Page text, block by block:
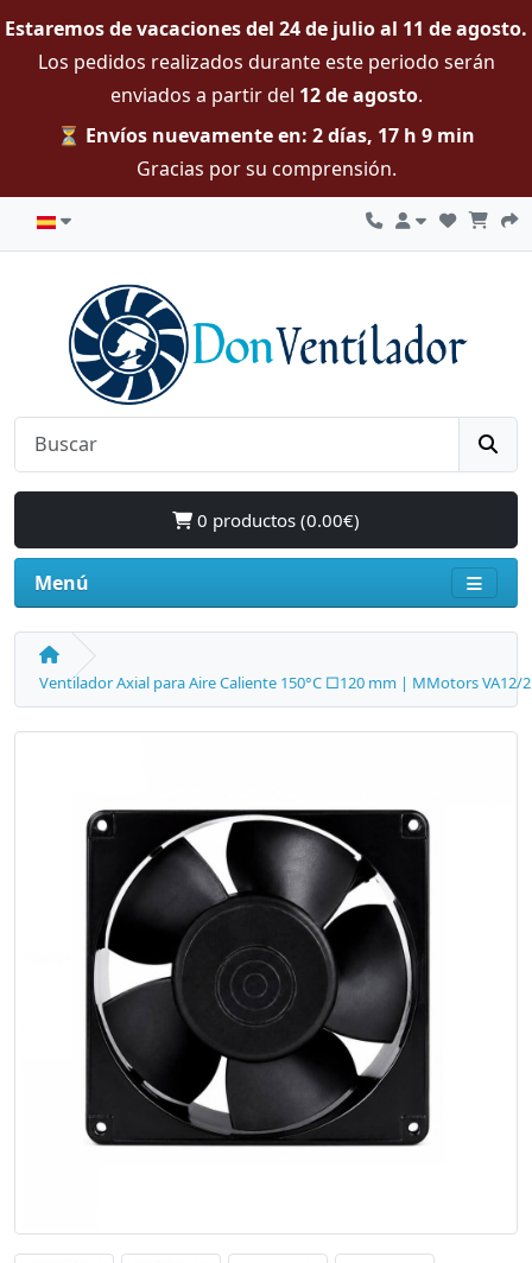
Estaremos de vacaciones del 24 de julio al 11 de agosto.
Los pedidos realizados durante este periodo serán
enviados a partir del 12 de agosto.
⏳ Envíos nuevamente en: 2 días, 17 h 9 min
Gracias por su comprensión.
0 productos (0.00€)
Menú
Ventilador Axial para Aire Caliente 150°C □120 mm | MMotors VA12/